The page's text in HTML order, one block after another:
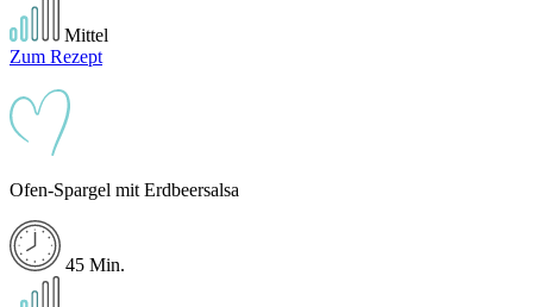
Mittel
Zum Rezept
Ofen-Spargel mit Erdbeersalsa
45 Min.